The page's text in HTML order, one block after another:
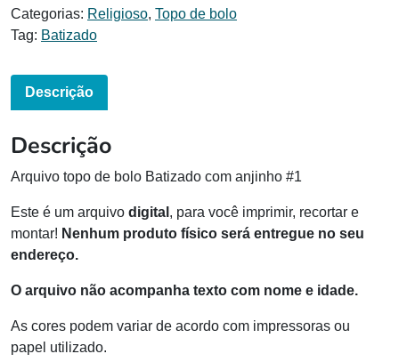
Categorias: Religioso, Topo de bolo
Tag: Batizado
Descrição
Descrição
Arquivo topo de bolo Batizado com anjinho #1
Este é um arquivo digital , para você imprimir, recortar e
montar! Nenhum produto físico será entregue no seu
endereço.
O arquivo não acompanha texto com nome e idade.
As cores podem variar de acordo com impressoras ou
papel utilizado.